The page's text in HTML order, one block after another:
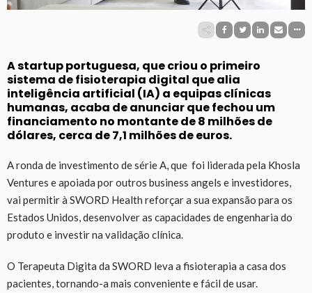
A startup portuguesa, que criou o primeiro
sistema de fisioterapia digital que alia
inteligência artificial (IA) a equipas clínicas
humanas, acaba de anunciar que fechou um
financiamento no montante de 8 milhões de
dólares, cerca de 7,1 milhões de euros.
A ronda de investimento de série A, que foi liderada pela Khosla
Ventures e apoiada por outros business angels e investidores,
vai permitir à SWORD Health reforçar a sua expansão para os
Estados Unidos, desenvolver as capacidades de engenharia do
produto e investir na validação clínica.
O Terapeuta Digita da SWORD leva a fisioterapia a casa dos
pacientes, tornando-a mais conveniente e fácil de usar.